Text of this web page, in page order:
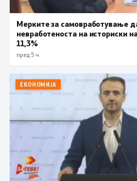
Мерките за самовработување
невработеноста на историски
11,3%
пред 5 ч.
ЕКОНОМИЈА